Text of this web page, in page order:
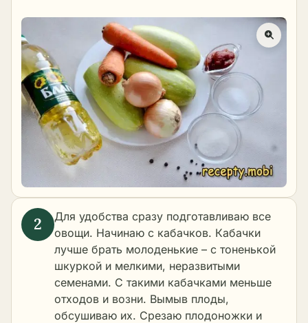
Для удобства сразу подготавливаю все
овощи. Начинаю с кабачков. Кабачки
лучше брать молоденькие – с тоненькой
шкуркой и мелкими, неразвитыми
семенами. С такими кабачками меньше
отходов и возни. Вымыв плоды,
обсушиваю их. Срезаю плодоножки и